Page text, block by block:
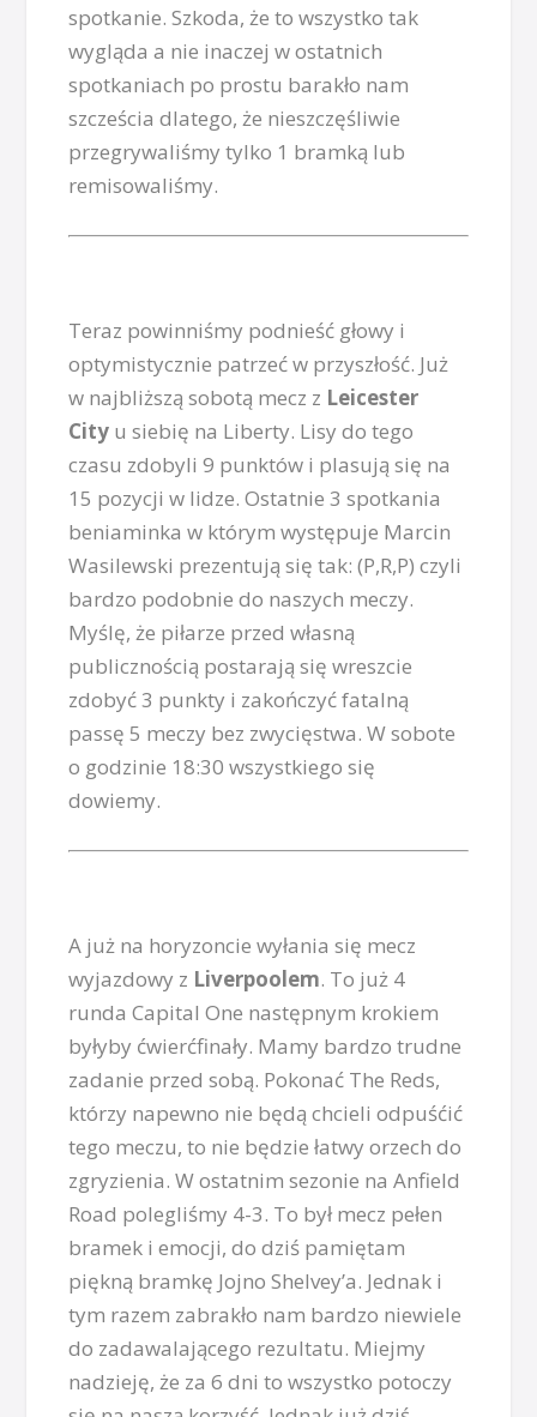
spotkanie. Szkoda, że to wszystko tak
wygląda a nie inaczej w ostatnich
spotkaniach po prostu barakło nam
szcześcia dlatego, że nieszczęśliwie
przegrywaliśmy tylko 1 bramką lub
remisowaliśmy.
Teraz powinniśmy podnieść głowy i
optymistycznie patrzeć w przyszłość. Już
w najbliższą sobotą mecz z Leicester
City u siebię na Liberty. Lisy do tego
czasu zdobyli 9 punktów i plasują się na
15 pozycji w lidze. Ostatnie 3 spotkania
beniaminka w którym występuje Marcin
Wasilewski prezentują się tak: (P,R,P) czyli
bardzo podobnie do naszych meczy.
Myślę, że piłarze przed własną
publicznością postarają się wreszcie
zdobyć 3 punkty i zakończyć fatalną
passę 5 meczy bez zwycięstwa. W sobote
o godzinie 18:30 wszystkiego się
dowiemy.
A już na horyzoncie wyłania się mecz
wyjazdowy z Liverpoolem. To już 4
runda Capital One następnym krokiem
byłyby ćwierćfinały. Mamy bardzo trudne
zadanie przed sobą. Pokonać The Reds,
którzy napewno nie będą chcieli odpuśćić
tego meczu, to nie będzie łatwy orzech do
zgryzienia. W ostatnim sezonie na Anfield
Road polegliśmy 4-3. To był mecz pełen
bramek i emocji, do dziś pamiętam
piękną bramkę Jojno Shelvey’a. Jednak i
tym razem zabrakło nam bardzo niewiele
do zadawalającego rezultatu. Miejmy
nadzieję, że za 6 dni to wszystko potoczy